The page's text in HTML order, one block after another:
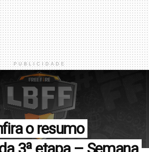
PUBLICIDADE
o resumo